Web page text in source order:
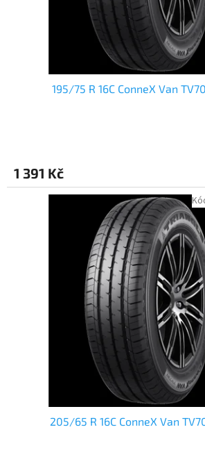
195/75 R 16C ConneX Van
1 391 Kč
205/65 R 16C ConneX Van